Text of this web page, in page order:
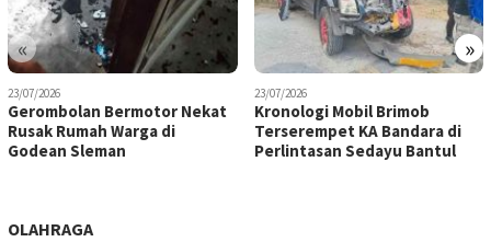
« »
23/07/2026
Gerombolan Bermotor Nekat
Rusak Rumah Warga di
Godean Sleman
23/07/2026
Kronologi Mobil Brimob
Terserempet KA Bandara di
Perlintasan Sedayu Bantul
OLAHRAGA